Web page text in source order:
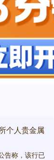
个人贵金属
告称，该行已